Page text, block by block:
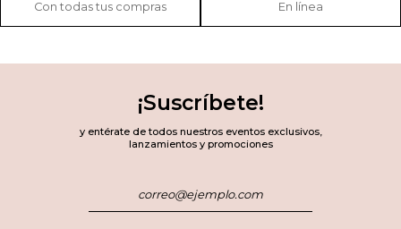
Con todas tus compras En línea
¡Suscríbete!
y entérate de todos nuestros eventos exclusivos,
lanzamientos y promociones